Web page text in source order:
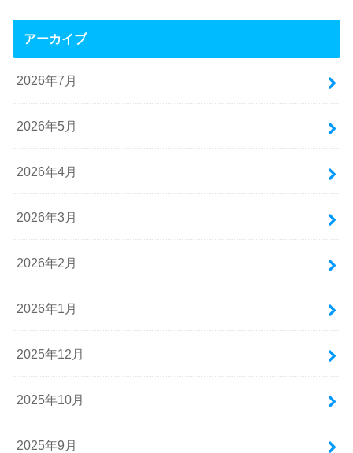
アーカイブ
2026年7月
2026年5月
2026年4月
2026年3月
2026年2月
2026年1月
2025年12月
2025年10月
2025年9月